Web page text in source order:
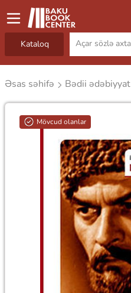
Kataloq
Əsas səhifə Bədii ədəbiyyat
Mövcud olanlar